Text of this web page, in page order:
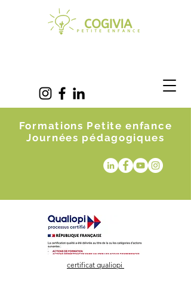
Formations Petite enfance
Journées pédagogiques
certificat qualiopi